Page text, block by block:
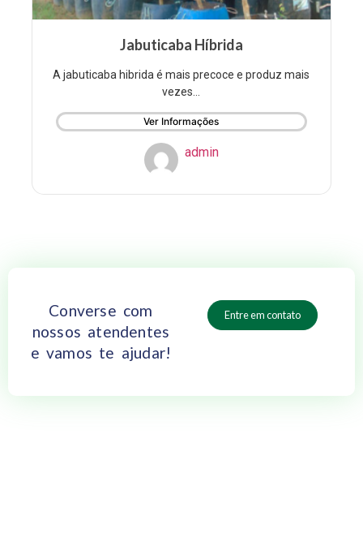
Jabuticaba Híbrida
A jabuticaba hibrida é mais precoce e produz mais
vezes...
Ver Informações
admin
Converse com
nossos atendentes
e vamos te ajudar!
Entre em contato